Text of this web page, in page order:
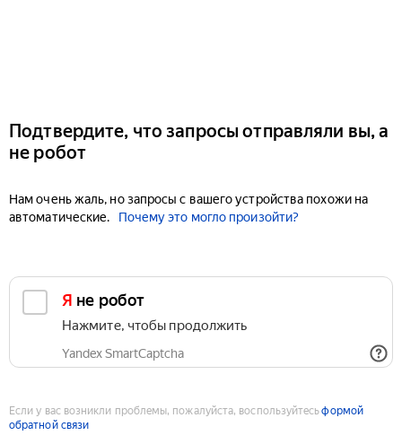
Подтвердите, что запросы отправляли вы, а
не робот
Нам очень жаль, но запросы с вашего устройства похожи на
автоматические.
Почему это могло произойти?
Я не робот
Нажмите, чтобы продолжить
Yandex SmartCaptcha
Если у вас возникли проблемы, пожалуйста, воспользуйтесьформой
обратной связи